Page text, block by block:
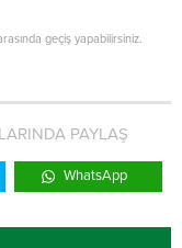
geçiş yapabilirsiniz.
PAYLAŞ
WhatsApp